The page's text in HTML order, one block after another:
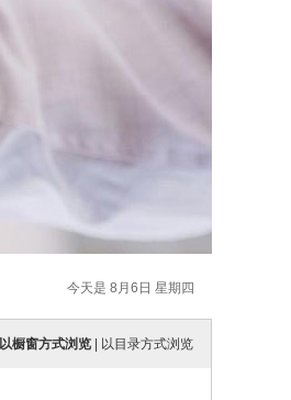
今天是 8月6日 星期四
以橱窗方式浏览 以目录方式浏览